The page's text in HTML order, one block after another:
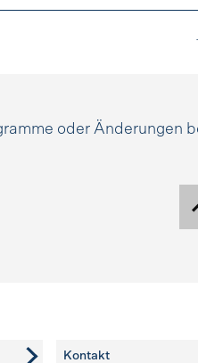
oder Änderungen
Kontakt